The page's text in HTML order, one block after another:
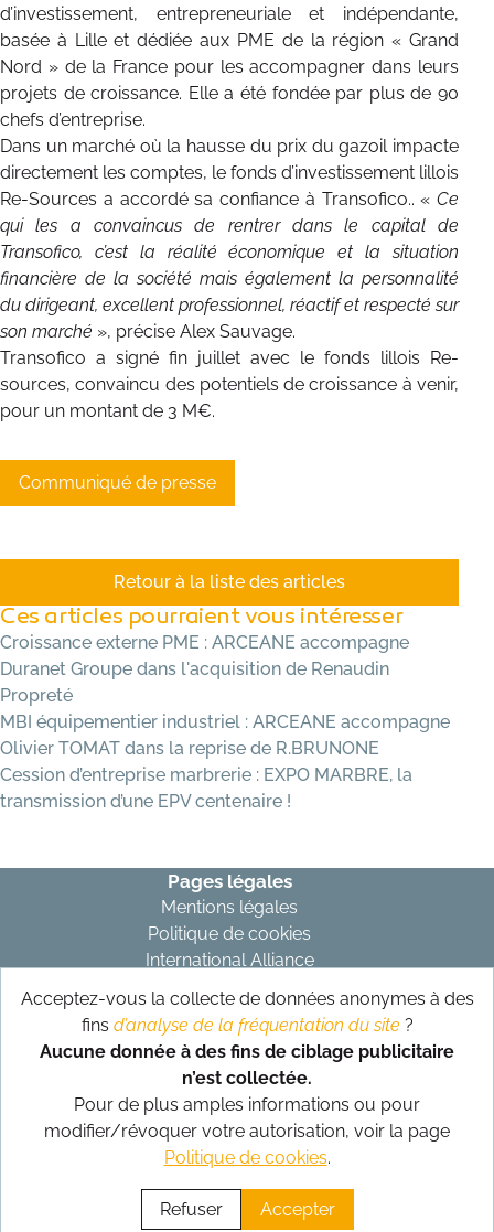
d’investissement, entrepreneuriale et indépendante,
basée à Lille et dédiée aux PME de la région « Grand
Nord » de la France pour les accompagner dans leurs
projets de croissance. Elle a été fondée par plus de 90
chefs d’entreprise.
Dans un marché où la hausse du prix du gazoil impacte
directement les comptes, le fonds d’investissement lillois
Re-Sources a accordé sa confiance à Transofico.. « Ce
qui les a convaincus de rentrer dans le capital de
Transofico, c’est la réalité économique et la situation
financière de la société mais également la personnalité
du dirigeant, excellent professionnel, réactif et respecté sur
son marché », précise Alex Sauvage.
Transofico a signé fin juillet avec le fonds lillois Re-
sources, convaincu des potentiels de croissance à venir,
pour un montant de 3 M€.
Communiqué de presse
Retour à la liste des articles
Ces articles pourraient vous intéresser
Croissance externe PME : ARCEANE accompagne
Duranet Groupe dans l'acquisition de Renaudin
Propreté
MBI équipementier industriel : ARCEANE accompagne
Olivier TOMAT dans la reprise de R.BRUNONE
Cession d’entreprise marbrerie : EXPO MARBRE, la
transmission d’une EPV centenaire !
Pages légales
Mentions légales
Politique de cookies
International Alliance
Conception et réalisation
Abonnez-vous à notre newsletter
S’abonner
Suivez-nous sur nos réseaux
Acceptez-vous la collecte de données anonymes à des
fins d’analyse de la fréquentation du site ?
Aucune donnée à des fins de ciblage publicitaire
n’est collectée.
Pour de plus amples informations ou pour
modifier/révoquer votre autorisation, voir la page
Politique de cookies.
Refuser Accepter